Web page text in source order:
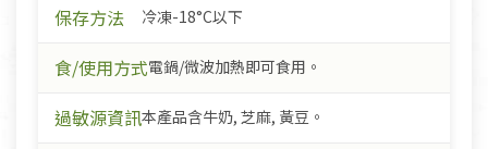
保存方法 冷凍-18°C以下
食/使用方式電鍋/微波加熱即可食用。
過敏源資訊本產品含牛奶, 芝麻, 黃豆。